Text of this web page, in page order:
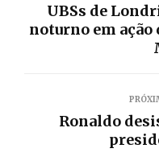
UBSs de
noturno em ação
Ronaldo